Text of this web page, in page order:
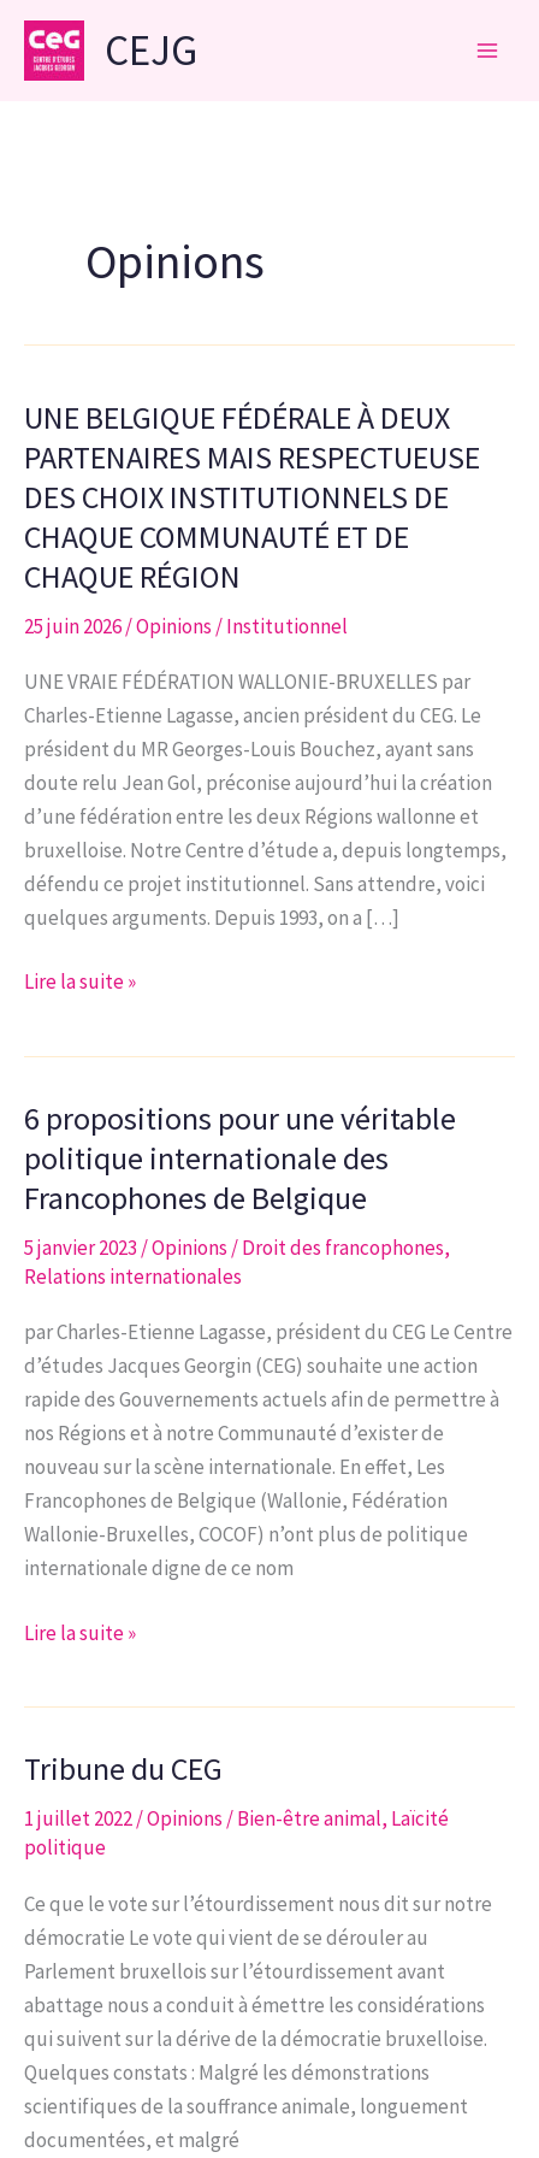
Aller
contenu
CEJG
Opinions
UNE BELGIQUE FÉDÉRALE À DEUX
PARTENAIRES MAIS RESPECTUEUSE
DES CHOIX INSTITUTIONNELS DE
CHAQUE COMMUNAUTÉ ET DE
CHAQUE RÉGION
25 juin 2026/Opinions /Institutionnel
UNE VRAIE FÉDÉRATION WALLONIE-BRUXELLES par
Charles-Etienne Lagasse, ancien président du CEG. Le
président du MR Georges-Louis Bouchez, ayant sans
doute relu Jean Gol, préconise aujourd’hui la création
d’une fédération entre les deux Régions wallonne et
bruxelloise. Notre Centre d’étude a, depuis longtemps,
défendu ce projet institutionnel. Sans attendre, voici
quelques arguments. Depuis 1993, on a […]
UNE
DEUX
PARTENAIRES
MAIS
RESPECTUEUSE
DES
CHOIX
INSTITUTIONNELS
DE
CHAQUE
COMMUNAUTÉ
CHAQUE
RÉGION
Lire la suite »
6 propositions pour une véritable
politique internationale des
Francophones de Belgique
5 janvier 2023 /Opinions /Droit des francophones,
Relations internationales
par Charles-Etienne Lagasse, président du CEG Le Centre
d’études Jacques Georgin (CEG) souhaite une action
rapide des Gouvernements actuels afin de permettre à
nos Régions et à notre Communauté d’exister de
nouveau sur la scène internationale. En effet, Les
Francophones de Belgique (Wallonie, Fédération
Wallonie-Bruxelles, COCOF) n’ont plus de politique
internationale digne de ce nom
6
véritable
internationale
des
Francophones
de
Belgique
Lire la suite »
Tribune du CEG
1 juillet 2022/Opinions/Bien-être animal, Laïcité
politique
Ce que le vote sur l’étourdissement nous dit sur notre
démocratie Le vote qui vient de se dérouler au
Parlement bruxellois sur l’étourdissement avant
abattage nous a conduit à émettre les considérations
qui suivent sur la dérive de la démocratie bruxelloise.
Quelques constats : Malgré les démonstrations
scientifiques de la souffrance animale, longuement
documentées, et malgré